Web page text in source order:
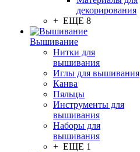
декорирования
+ ЕЩЕ 8
Вышивание
Нитки для
вышивания
Иглы для вышивания
Канва
Пяльцы
Инструменты для
вышивания
Наборы для
вышивания
+ ЕЩЕ 1